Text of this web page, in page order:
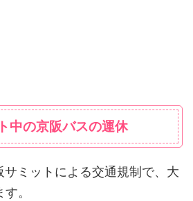
中の京阪バスの運休
ミットによる交通規制で、大
。